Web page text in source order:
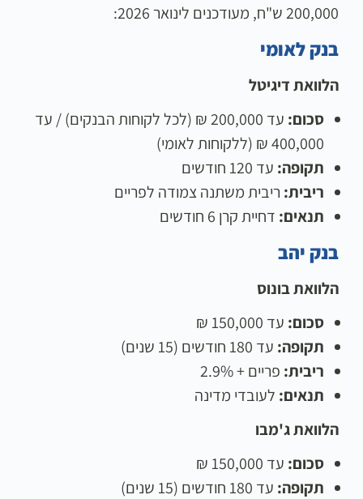
200,000 ש"ח, מעודכנים לינואר 2026:
בנק לאומי
הלוואת דיגיטל
סכום:
עד 200,000 ₪ (לכל לקוחות הבנקים) / עד
400,000 ₪ (ללקוחות לאומי)
תקופה: עד 120 חודשים
ריבית: ריבית משתנה צמודה לפריים
תנאים: דחיית קרן 6 חודשים
בנק יהב
הלוואת בונוס
סכום: עד 150,000 ₪
תקופה: עד 180 חודשים (15 שנים)
ריבית: פריים + 2.9%
תנאים: לעובדי מדינה
הלוואת ג'מבו
סכום: עד 150,000 ₪
תקופה: עד 180 חודשים (15 שנים)